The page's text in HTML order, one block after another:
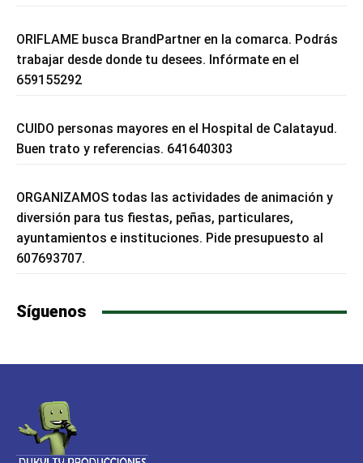
ORIFLAME busca BrandPartner en la comarca. Podrás
trabajar desde donde tu desees. Infórmate en el
659155292
CUIDO personas mayores en el Hospital de Calatayud.
Buen trato y referencias. 641640303
ORGANIZAMOS todas las actividades de animación y
diversión para tus fiestas, peñas, particulares,
ayuntamientos e instituciones. Pide presupuesto al
607693707.
Síguenos